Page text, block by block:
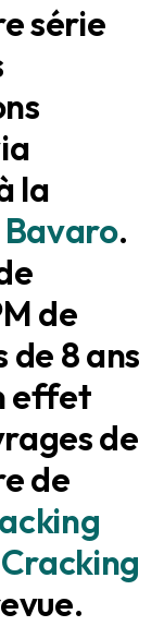
série
la
.
de
8 ans
effet
de
de
Cracking